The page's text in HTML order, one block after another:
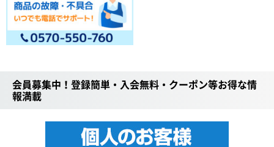
会員募集中！登録簡単・入会無料・クーポン等お得な情
報満載